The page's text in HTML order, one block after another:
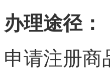
办理途径：
申请注册商